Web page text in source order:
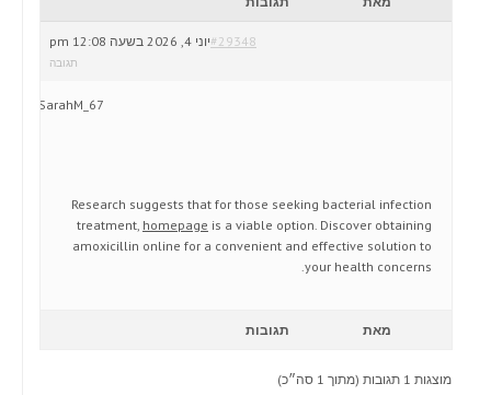
יוני 4, 2026 בשעה 12:08 pm#29348
תגובה
SarahM_67
Research suggests that for those seeking bacterial infection
treatment, homepage is a viable option. Discover obtaining
amoxicillin online for a convenient and effective solution to
your health concerns.
מאת תגובות
מוצגות 1 תגובות (מתוך 1 סה״כ)